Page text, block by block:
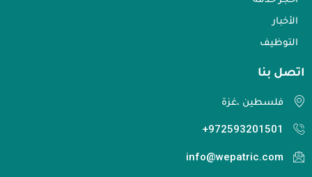
الأخبار
التوظيف
اتصل بنا​
فلسطين ،غزة
972593201501+
info@wepatric.com